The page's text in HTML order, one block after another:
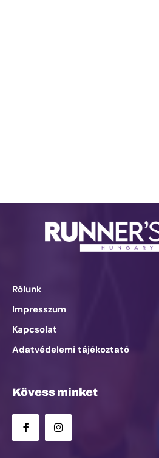
Rólunk
Impresszum
Kapcsolat
Adatvédelemi tájékoztató
Kövess minket